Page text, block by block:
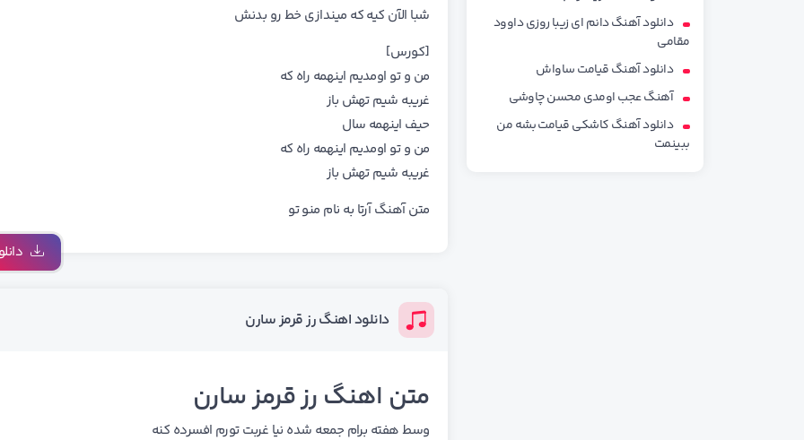
دانلود آهنگ دانم ای زیبا روزی داوود
مقامی
دانلود آهنگ قیامت ساواش
آهنگ عجب اومدی محسن چاوشی
دانلود آهنگ کاشکی قیامت بشه من
ببینمت
شبا الآن کیه که میندازی خط رو بدنش
[کورس]
من و تو اومدیم اینهمه راه که
غریبه شیم تهش باز
حیف اینهمه سال
من و تو اومدیم اینهمه راه که
غریبه شیم تهش باز
متن آهنگ آرتا به نام منو تو
دانلود اهنگ رز قرمز سارن
متن اهنگ رز قرمز سارن
وسط هفته برام جمعه شده نیا غربت تورم افسرده کنه